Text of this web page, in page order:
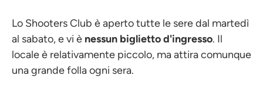
Lo Shooters Club è aperto tutte le sere dal martedì
al sabato, e vi è nessun biglietto d'ingresso. Il
locale è relativamente piccolo, ma attira comunque
una grande folla ogni sera.